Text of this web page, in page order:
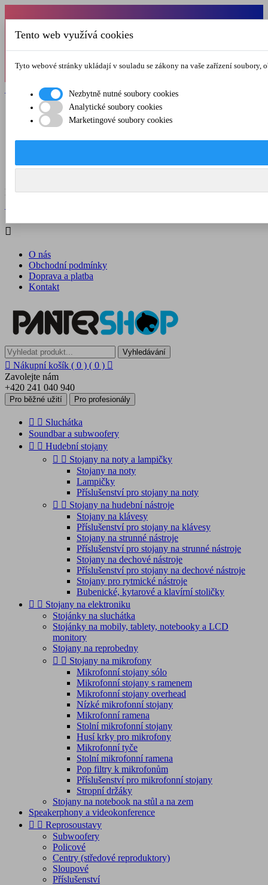
Od 1.7.-31.8.2026 budeme mít v pátek
zkrácenou provozní dobu do 12.00 hod. Přejeme
Registrovat  Přihlásit se
O nás
Kontakt
Menu  

O nás
Obchodní podmínky
Doprava a platba
Kontakt
Vyhledávání
 Nákupní košík ( 0 ) ( 0 ) 
Zavolejte nám
+420 241 040 940
Pro běžné užití Pro profesionály
  Sluchátka
Soundbar a subwoofery
  Hudební stojany
  Stojany na noty a lampičky
Stojany na noty
Lampičky
Příslušenství pro stojany na noty
  Stojany na hudební nástroje
Stojany na klávesy
Příslušenství pro stojany na klávesy
Stojany na strunné nástroje
Příslušenství pro stojany na strunné nástroje
Stojany na dechové nástroje
Příslušenství pro stojany na dechové nástroje
Stojany pro rytmické nástroje
Bubenické, kytarové a klavírní stoličky
  Stojany na elektroniku
Stojánky na sluchátka
Stojánky na mobily, tablety, notebooky a LCD
monitory
Stojany na reprobedny
  Stojany na mikrofony
Mikrofonní stojany sólo
Mikrofonní stojany s ramenem
Mikrofonní stojany overhead
Nízké mikrofonní stojany
Mikrofonní ramena
Stolní mikrofonní stojany
Husí krky pro mikrofony
Mikrofonní tyče
Stolní mikrofonní ramena
Pop filtry k mikrofonům
Příslušenství pro mikrofonní stojany
Stropní držáky
Stojany na notebook na stůl a na zem
Speakerphony a videokonference
  Reprosoustavy
Subwoofery
Policové
Centry (středové reproduktory)
Sloupové
Příslušenství
Tento web využívá cookies
Tyto webové stránky ukládají v souladu se zákony na vaše zařízení
Nezbytně nutné soubory cookies
Analytické soubory cookies
Marketingové soubory cookies